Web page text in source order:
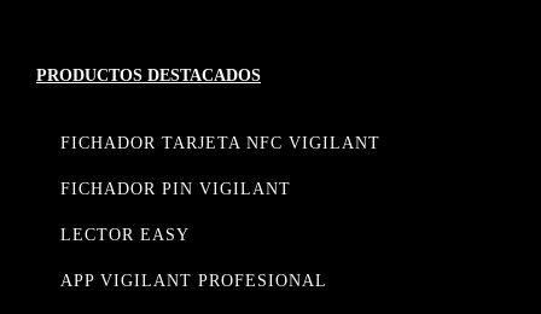
PRODUCTOS DESTACADOS
FICHADOR TARJETA NFC VIGILANT
FICHADOR PIN VIGILANT
LECTOR EASY
APP VIGILANT PROFESIONAL